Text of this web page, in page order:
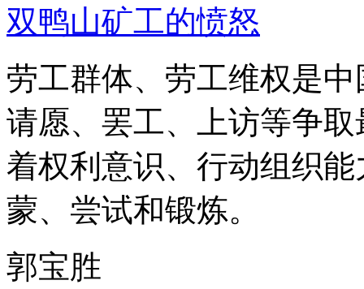
双鸭山矿工的愤怒
劳工群体、劳工维权是
请愿、罢工、上访等争
着权利意识、行动组织
蒙、尝试和锻炼。
郭宝胜